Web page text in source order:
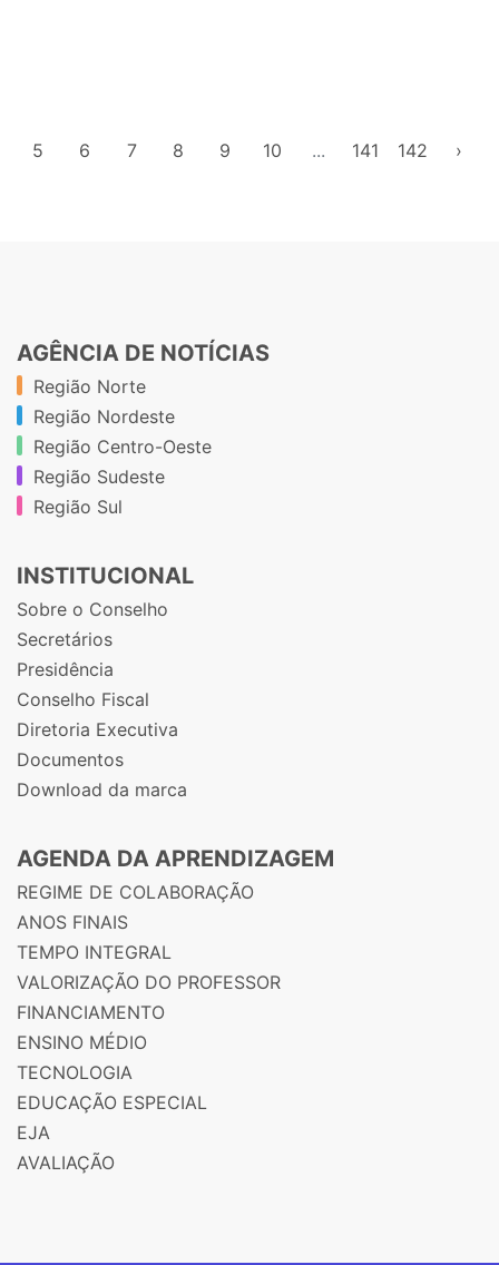
5 6 7 8 9 10 ... 141 142 ›
AGÊNCIA DE NOTÍCIAS
Região Norte
Região Nordeste
Região Centro-Oeste
Região Sudeste
Região Sul
INSTITUCIONAL
Sobre o Conselho
Secretários
Presidência
Conselho Fiscal
Diretoria Executiva
Documentos
Download da marca
AGENDA DA APRENDIZAGEM
REGIME DE COLABORAÇÃO
ANOS FINAIS
TEMPO INTEGRAL
VALORIZAÇÃO DO PROFESSOR
FINANCIAMENTO
ENSINO MÉDIO
TECNOLOGIA
EDUCAÇÃO ESPECIAL
EJA
AVALIAÇÃO